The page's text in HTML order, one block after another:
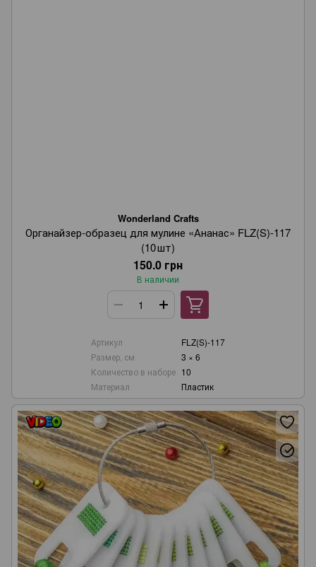
Wonderland Crafts
Органайзер‑образец для мулине «Ананас» FLZ(S)-117
(10 шт)
150.0 грн
В наличии
Артикул
FLZ(S)-117
Размер, см
3 × 6
Количество в наборе 10
Материал
Пластик